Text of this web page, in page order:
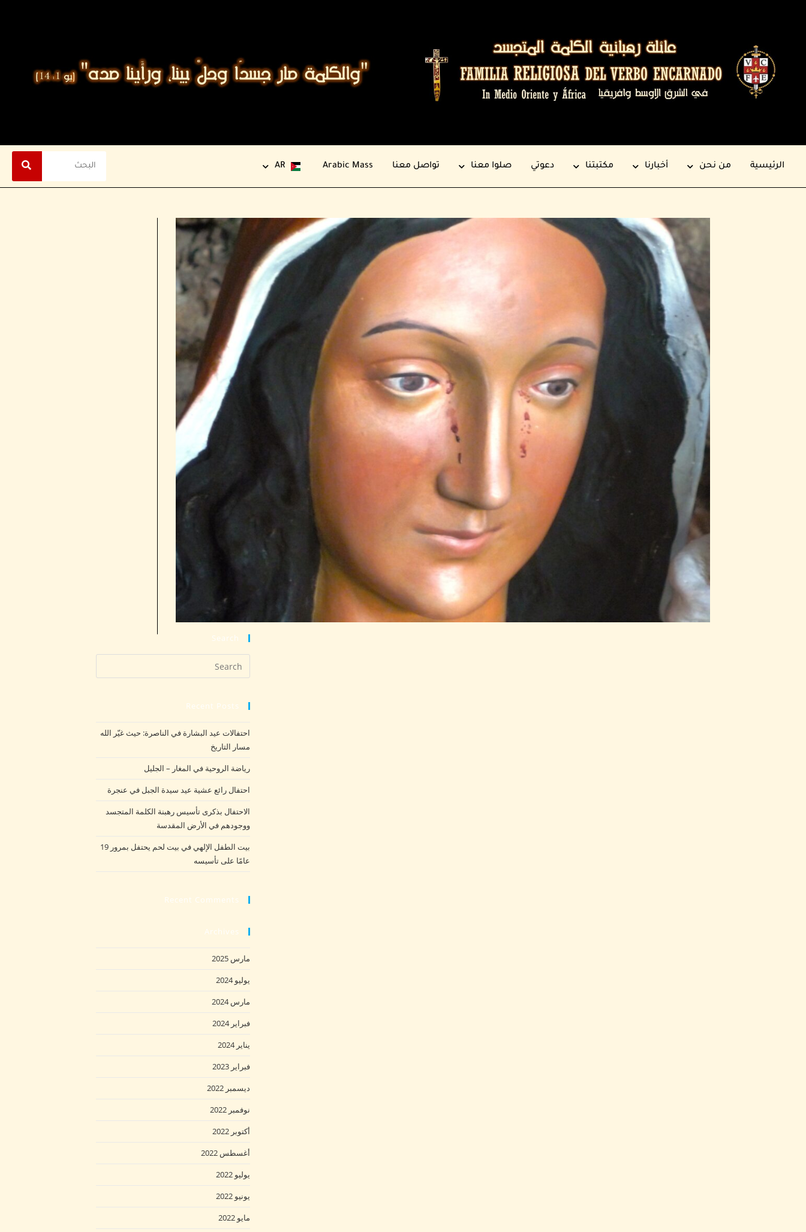
الرئيسية من نحن أخبارنا مكتبتنا دعوتي صلوا معنا تواصل معنا Arabic Mass
AR
Search
Recent Posts
احتفالات عيد البشارة في الناصرة: حيث غيّر الله
مسار التاريخ
رياضة الروحية في المغار – الجليل
احتفال رائع عشية عيد سيدة الجبل في عنجرة
الاحتفال بذكرى تأسيس رهبنة الكلمة المتجسد
ووجودهم في الأرض المقدسة
بيت الطفل الإلهي في بيت لحم يحتفل بمرور 19
عامًا على تأسيسه
Recent Comments
Archives
مارس 2025
يوليو 2024
مارس 2024
فبراير 2024
يناير 2024
فبراير 2023
ديسمبر 2022
نوفمبر 2022
أكتوبر 2022
أغسطس 2022
يوليو 2022
يونيو 2022
مايو 2022